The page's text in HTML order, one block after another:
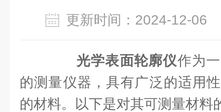
更新时间：2024-12-
光学表面轮廓仪作为
的测量仪器，具有广泛的适用
的材料。以下是对其可测量材料